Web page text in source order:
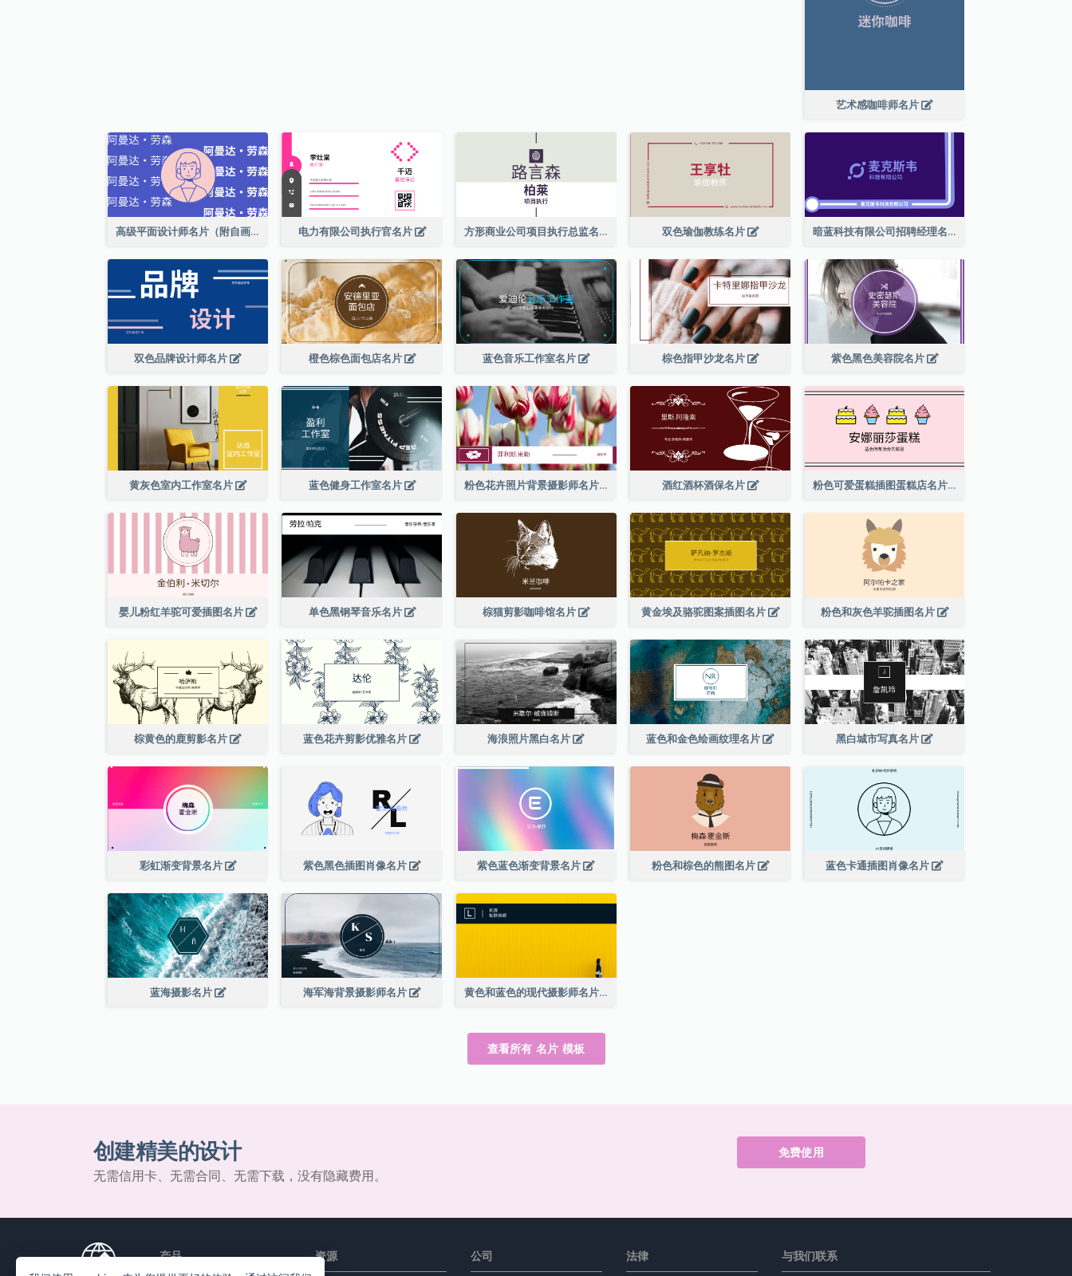
艺术感咖啡师名片
高级平面设计师名片（附自画像） 电力有限公司执行官名片 方形商业公司项目执行总监名片 双色瑜伽教练名片 暗蓝科技有限公司招聘经理名片
双色品牌设计师名片 橙色棕色面包店名片 蓝色音乐工作室名片 棕色指甲沙龙名片 紫色黑色美容院名片
黄灰色室内工作室名片 蓝色健身工作室名片 粉色花卉照片背景摄影师名片 酒红酒杯酒保名片 粉色可爱蛋糕插图蛋糕店名片
婴儿粉红羊驼可爱插图名片 单色黑钢琴音乐名片 棕猫剪影咖啡馆名片 黄金埃及骆驼图案插图名片 粉色和灰色羊驼插图名片
棕黄色的鹿剪影名片 蓝色花卉剪影优雅名片 海浪照片黑白名片 蓝色和金色绘画纹理名片 黑白城市写真名片
彩虹渐变背景名片 紫色黑色插图肖像名片 紫色蓝色渐变背景名片 粉色和棕色的熊图名片 蓝色卡通插图肖像名片
蓝海摄影名片 海军海背景摄影师名片 黄色和蓝色的现代摄影师名片
查看所有 名片 模板
创建精美的设计
无需信用卡、无需合同、无需下载，没有隐藏费用。
免费使用
产品 资源 公司 法律 与我们联系